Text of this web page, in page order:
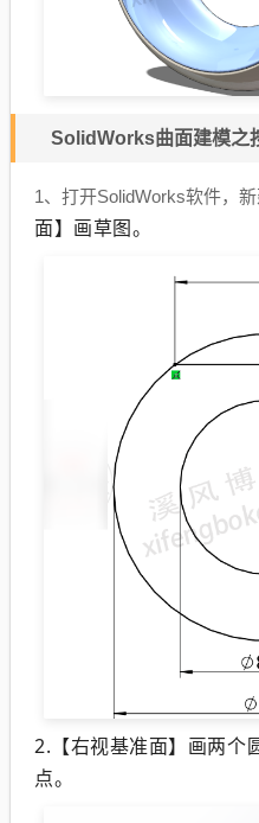
SolidWorks曲面建模之
1、打开SolidWorks软件，
面】画草图。
2.【右视基准面】画两个
点。